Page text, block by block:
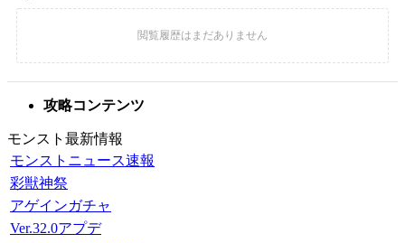
攻略コンテンツ
モンスト最新情報
モンストニュース速報
彩獣神祭
アゲインガチャ
Ver.32.0アプデ